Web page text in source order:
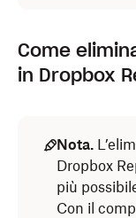
Come
in Dropbox
Nota.
Dropbox
più
Con il